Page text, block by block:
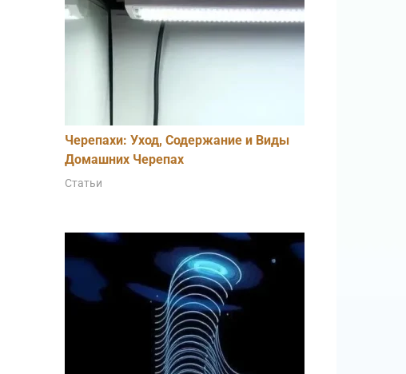
Черепахи: Уход, Содержание и Виды
Домашних Черепах
Статьи